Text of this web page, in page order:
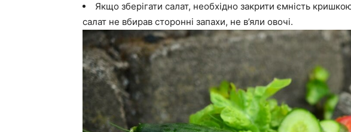
Якщо зберігати салат, необхідно закрити ємність
салат не вбирав сторонні запахи, не в’яли овочі.